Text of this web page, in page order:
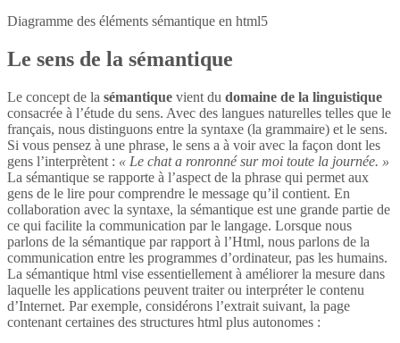
Diagramme des éléments sémantique en html5
Le sens de la sémantique
Le concept de la sémantique vient du domaine de la linguistique
consacrée à l’étude du sens. Avec des langues naturelles telles que le
français, nous distinguons entre la syntaxe (la grammaire) et le sens.
Si vous pensez à une phrase, le sens a à voir avec la façon dont les
gens l’interprètent : « Le chat a ronronné sur moi toute la journée. »
La sémantique se rapporte à l’aspect de la phrase qui permet aux
gens de le lire pour comprendre le message qu’il contient. En
collaboration avec la syntaxe, la sémantique est une grande partie de
ce qui facilite la communication par le langage. Lorsque nous
parlons de la sémantique par rapport à l’Html, nous parlons de la
communication entre les programmes d’ordinateur, pas les humains.
La sémantique html vise essentiellement à améliorer la mesure dans
laquelle les applications peuvent traiter ou interpréter le contenu
d’Internet. Par exemple, considérons l’extrait suivant, la page
contenant certaines des structures html plus autonomes :